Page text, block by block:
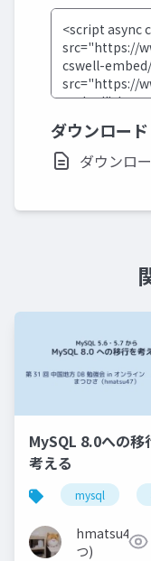
ダウンロード
ダウンロ
MySQL 8.0への移
考える
mysql
hmatsu47(ま
つ)